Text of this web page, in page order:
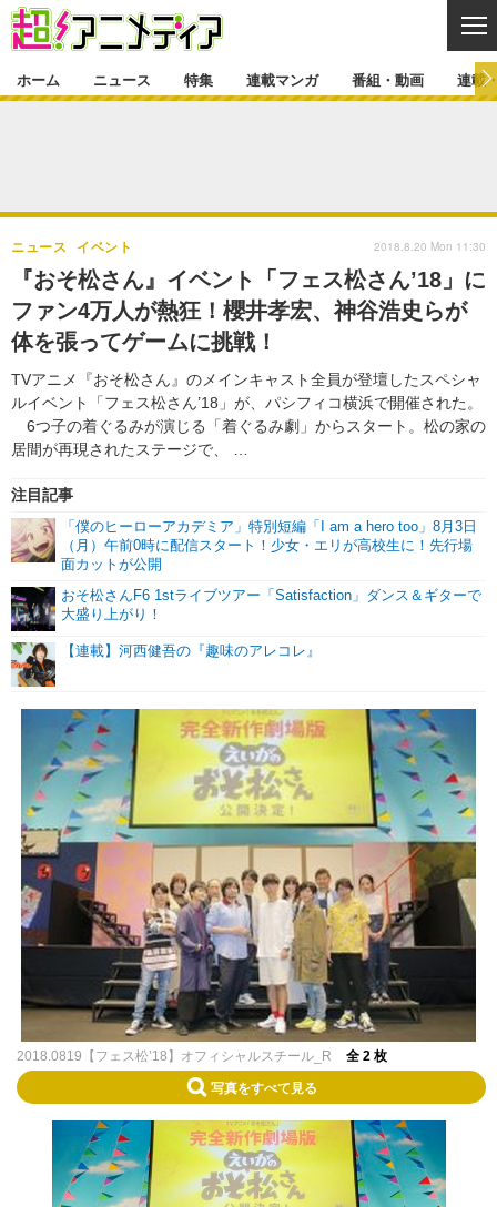
ゲーム・アプリ マンガ
グッズ イベント
声優
舞台 新帝スタ
特集一覧 カバー
ラキりす
連載マンガ
連載マンガ一覧 連載一覧
番組・動画
番組・動画一覧 ラジオ
動画
連載・ブログ
連載・ブログ一覧
編集部ブログ・お知らせ
ホーム ニュース 特集 連載マンガ 番組・動画 連載
『おそ松さん』イベント「フェス松さん’18」に
ファン4万人が熱狂！櫻井孝宏、神谷浩史らが
体を張ってゲームに挑戦！
TVアニメ『おそ松さん』のメインキャスト全員が登壇したスペシャ
ルイベント「フェス松さん’18」が、パシフィコ横浜で開催された。
6つ子の着ぐるみが演じる「着ぐるみ劇」からスタート。松の家の
居間が再現されたステージで、 …
ニュース イベント
注目記事
「僕のヒーローアカデミア」特別短編「I am a hero too」8月3日
（月）午前0時に配信スタート！少女・エリが高校生に！先行場
面カットが公開
おそ松さんF6 1stライブツアー「Satisfaction」ダンス＆ギターで
大盛り上がり！
【連載】河西健吾の『趣味のアレコレ』
2018.8.20 Mon 11:30
2018.0819【フェス松’18】オフィシャルスチール_R 全 2 枚
写真をすべて見る